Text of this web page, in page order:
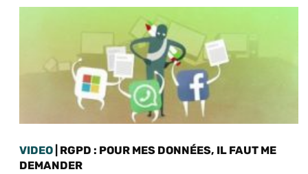
VIDEO | RGPD : POUR MES DONNÉES, IL FAUT ME
DEMANDER